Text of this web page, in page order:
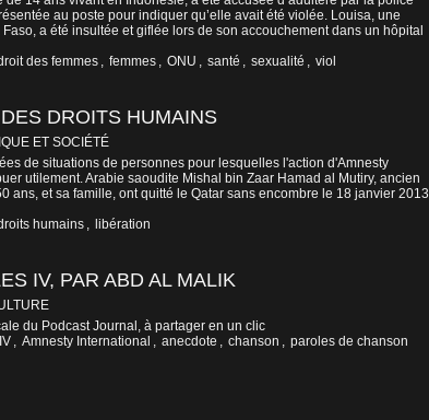
au poste pour indiquer qu’elle avait été violée. Louisa, une
a été insultée et giflée lors de son accouchement dans un hôpital
des femmes , femmes , ONU , santé , sexualité , viol
DROITS HUMAINS
ET SOCIÉTÉ
de situations de personnes pour lesquelles l'action d'Amnesty
utilement. Arabie saoudite Mishal bin Zaar Hamad al Mutiry, ancien
ans, et sa famille, ont quitté le Qatar sans encombre le 18 janvier 2013
humains , libération
IV, PAR ABD AL MALIK
du Podcast Journal, à partager en un clic
, Amnesty International , anecdote , chanson , paroles de chanson